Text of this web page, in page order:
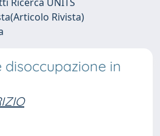
Rivista)
disoccupazione in